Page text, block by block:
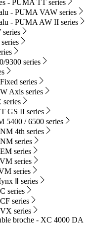
- PUMA TT series
- PUMA VAW series
- PUMA AW II series
9300 series
series
Axis series
GS II series
5400 / 6500 series
4th series
series
series
series
series
Ⅱ series
series
series
series
broche - XC 4000 DA